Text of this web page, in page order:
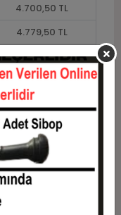
4.700,50 TL
4.779,50 TL
4.819,00 TL
4.898,00 TL
Toplam Tutar
3.950,00 TL